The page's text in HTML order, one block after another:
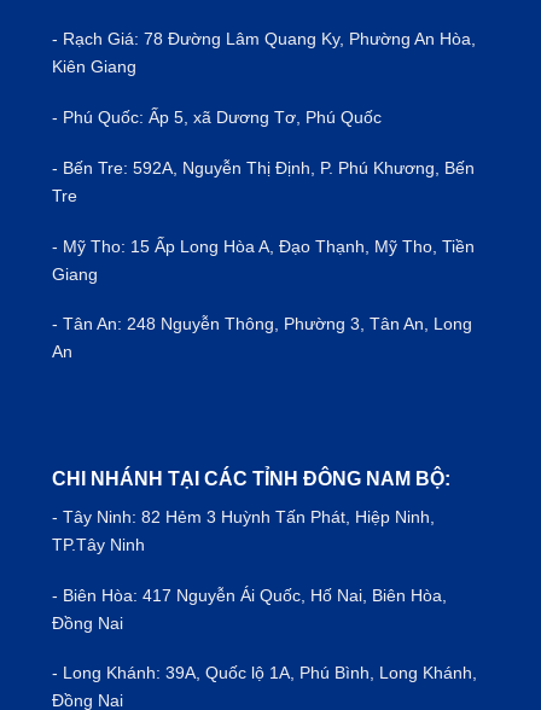
- Rạch Giá: 78 Đường Lâm Quang Ky, Phường An Hòa,
Kiên Giang
- Phú Quốc: Ấp 5, xã Dương Tơ, Phú Quốc
- Bến Tre: 592A, Nguyễn Thị Định, P. Phú Khương, Bến
Tre
- Mỹ Tho: 15 Ấp Long Hòa A, Đạo Thạnh, Mỹ Tho, Tiền
Giang
- Tân An: 248 Nguyễn Thông, Phường 3, Tân An, Long
An
CHI NHÁNH TẠI CÁC TỈNH ĐÔNG NAM BỘ:
- Tây Ninh: 82 Hẻm 3 Huỳnh Tấn Phát, Hiệp Ninh,
TP.Tây Ninh
- Biên Hòa: 417 Nguyễn Ái Quốc, Hố Nai, Biên Hòa,
Đồng Nai
- Long Khánh: 39A, Quốc lộ 1A, Phú Bình, Long Khánh,
Đồng Nai